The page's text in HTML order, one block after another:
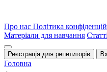
Про нас Політика
Матеріали для навчання
Реєстрація для репетиторів
Головна